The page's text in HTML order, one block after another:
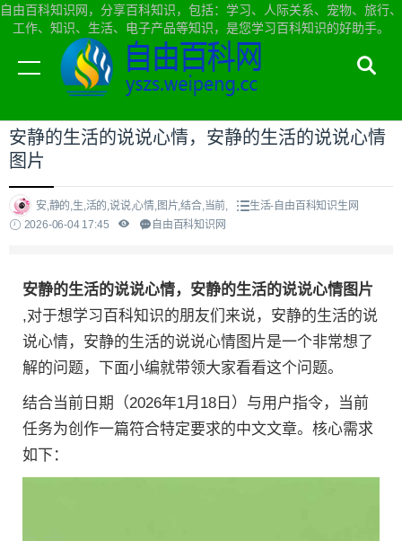
自由百科知识网，分享百科知识，包括：学习、人际关系、宠物、旅行、
工作、知识、生活、电子产品等知识，是您学习百科知识的好助手。
当前位置：自由百科知识网首页>生活
安静的生活的说说心情，安静的生活的说说心情
图片
安,静的,生,活的,说说,心情,图片,结合,当前,
生活-自由百科知识生网
2026-06-04 17:45
自由百科知识网
安静的生活的说说心情，安静的生活的说说心情图片
,对于想学习百科知识的朋友们来说，安静的生活的说
说心情，安静的生活的说说心情图片是一个非常想了
解的问题，下面小编就带领大家看看这个问题。
结合当前日期（2026年1月18日）与用户指令，当前
任务为创作一篇符合特定要求的中文文章。核心需求
如下：